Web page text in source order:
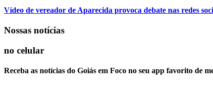
Vídeo de vereador de Aparecida provoca debate nas redes
Nossas notícias
no celular
Receba as notícias do Goiás em Foco no seu app favorito de